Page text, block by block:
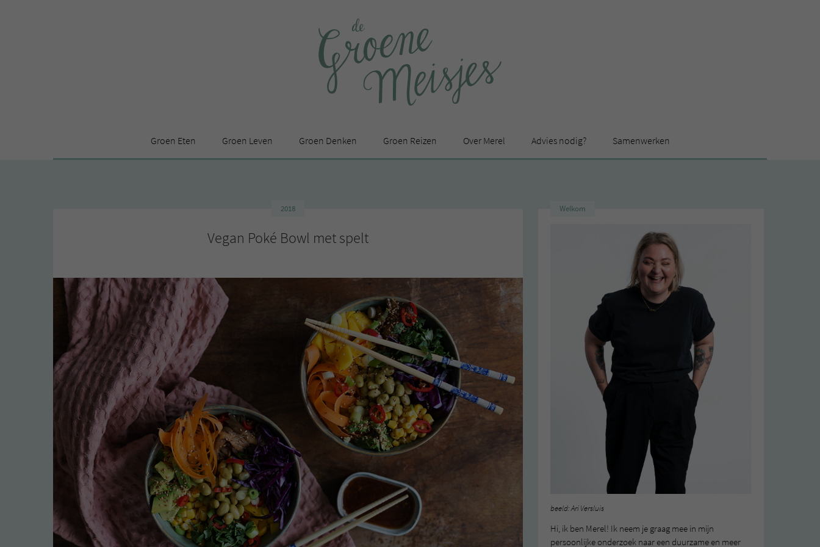
Groen Eten Groen Leven Groen Denken Groen Reizen Over Merel Advies nodig? Samenwerken
2018
Vegan Poké Bowl met spelt
Welkom
beeld: Ari Versluis
Hi, ik ben Merel! Ik neem je graag mee in mijn
persoonlijke onderzoek naar een duurzame en meer